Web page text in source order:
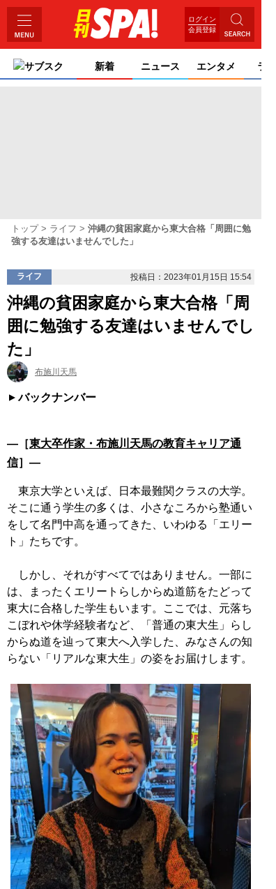
ログイン
会員登録
サブスク 新着 ニュース エンタメ ライ
トップ ライフ
沖縄の貧困家庭から東大合格「周囲に勉
強する友達はいませんでした」
ライフ 投稿日：2023年01月15日 15:54
沖縄の貧困家庭から東大合格「周
囲に勉強する友達はいませんでし
た」
布施川天馬
バックナンバー
―［東大卒作家・布施川天馬の教育キャリア通
信］―
東京大学といえば、日本最難関クラスの大学。
そこに通う学生の多くは、小さなころから塾通い
をして名門中高を通ってきた、いわゆる「エリー
ト」たちです。
しかし、それがすべてではありません。一部に
は、まったくエリートらしからぬ道筋をたどって
東大に合格した学生もいます。ここでは、元落ち
こぼれや休学経験者など、「普通の東大生」らし
からぬ道を辿って東大へ入学した、みなさんの知
らない「リアルな東大生」の姿をお届けします。